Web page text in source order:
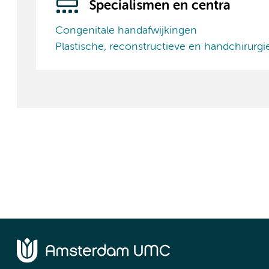
Specialismen en centra
Congenitale handafwijkingen
Plastische, reconstructieve en